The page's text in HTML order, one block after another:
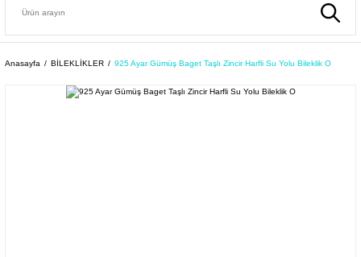
Anasayfa BİLEKLİKLER 925 Ayar Gümüş Baget Taşlı Zincir Harfli Su Yolu Bileklik O